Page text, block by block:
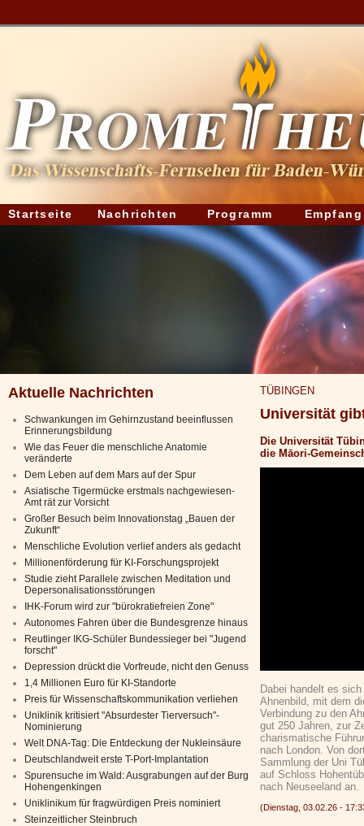
Startseite Nachrichten Programm Empfang
Aktuelle Nachrichten
Schwankungen im Gehirnzustand beeinflussen
Erinnerungsbildung
Wie das Feuer die menschliche Anatomie
veränderte
Dem Leben auf dem Mars auf der Spur
Asiatische Tigermücke erstmals nachgewiesen-
Amt rät zur Vorsicht
Großer Besuch beim Innovationstag „Bauen der
Zukunft“
Menschliche Evolution verlief anders als gedacht
Millionenförderung für KI-Forschungsprojekt
Studie zieht Parallele zwischen Meditation und
Depersonalisationsstörungen
IHK-Forum wird zur "bürokratiefreien Zone"
Autonomes Fahren über die Bundesgrenze hinaus
Reutlinger IKG-Schüler Bundessieger bei "Jugend
forscht"
Depression drückt die Vorfreude, nicht den Genuss
1,4 Millionen Euro für KI-Standorte
Preis für Wissenschaftskommunikation verliehen
Uniklinik kritisiert "Absurdester Tierversuch"-
Nominierung
Welt DNA-Tag: Die Entdeckung der Nukleinsäure
Deutschlandweit erste T-Port-Implantation
Spurensuche im Wald: Ausgrabungen auf der Burg
Hohengenkingen
Uniklinikum für fragwürdigen Preis nominiert
Steinzeitlicher Steinbruch
TÜBINGEN
Universität
Die Universität
die Māori-
Dabei handelt es
Ahnenbild, mit dem
Verbindung zu den
gut 250 Jahren, zur
charismatische
nach London. Von
Sammlung der Uni
auf Schloss
nach Neuseeland an.
(Dienstag, 03.02.26 -